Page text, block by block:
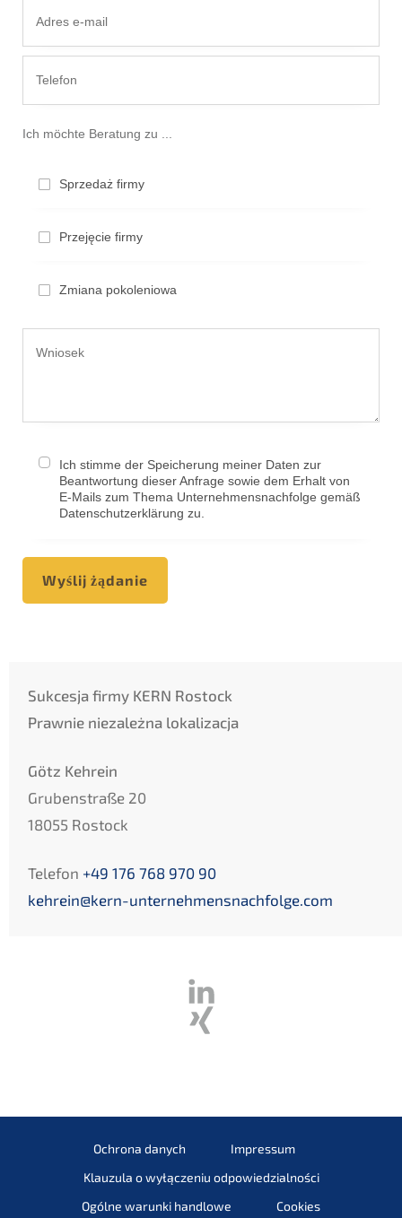
Ich möchte Beratung zu ...
Sprzedaż firmy
Przejęcie firmy
Zmiana pokoleniowa
Ich stimme der Speicherung meiner Daten zur
Beantwortung dieser Anfrage sowie dem Erhalt von
E-Mails zum Thema Unternehmensnachfolge gemäß
Datenschutzerklärung zu.
Wyślij żądanie
Sukcesja firmy KERN Rostock
Prawnie niezależna lokalizacja
Götz Kehrein
Grubenstraße 20
18055 Rostock
Telefon +49 176 768 970 90
kehrein@kern-unternehmensnachfolge.com
Ochrona danych
Impressum
Klauzula o wyłączeniu odpowiedzialności
Ogólne warunki handlowe
Cookies